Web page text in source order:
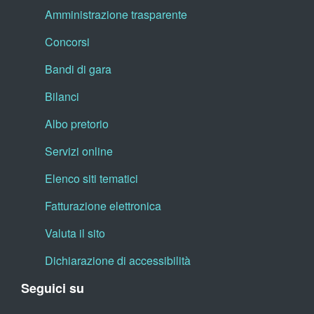
Amministrazione trasparente
Concorsi
Bandi di gara
Bilanci
Albo pretorio
Servizi online
Elenco siti tematici
Fatturazione elettronica
Valuta il sito
Dichiarazione di accessibilità
Seguici su